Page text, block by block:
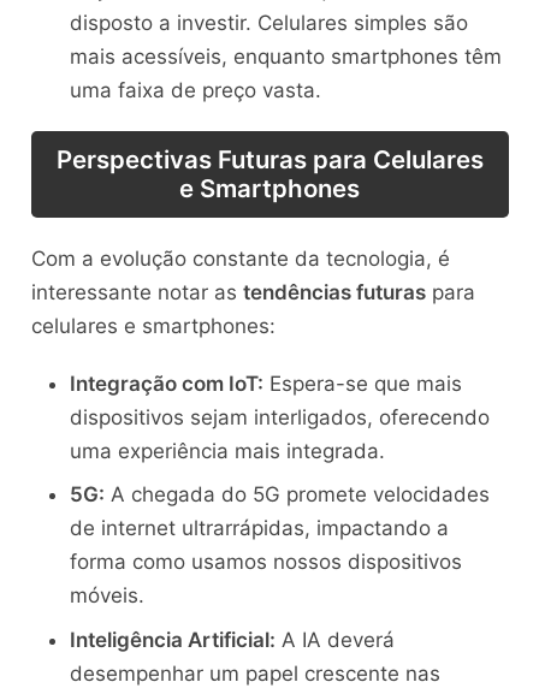
disposto a investir. Celulares simples são
mais acessíveis, enquanto smartphones têm
uma faixa de preço vasta.
Perspectivas Futuras para Celulares
e Smartphones
Com a evolução constante da tecnologia, é
interessante notar as tendências futuraspara
celulares e smartphones:
Integração com IoT: Espera-se que mais
dispositivos sejam interligados, oferecendo
uma experiência mais integrada.
5G: A chegada do 5G promete velocidades
de internet ultrarrápidas, impactando a
forma como usamos nossos dispositivos
móveis.
Inteligência Artificial: A IA deverá
desempenhar um papel crescente nas